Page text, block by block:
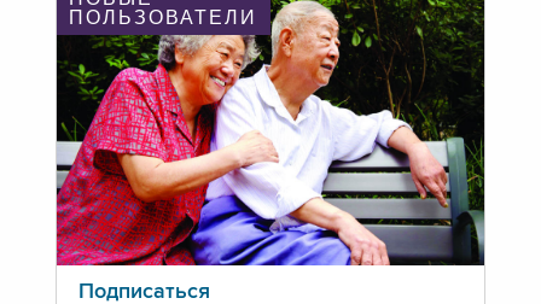
ПОЛЬЗОВАТЕЛИ
Подписаться